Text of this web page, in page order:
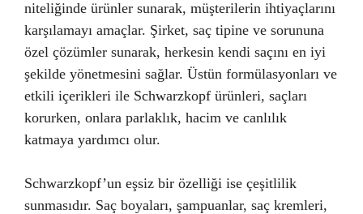
niteliğinde ürünler sunarak, müşterilerin ihtiyaçlarını
karşılamayı amaçlar. Şirket, saç tipine ve sorununa
özel çözümler sunarak, herkesin kendi saçını en iyi
şekilde yönetmesini sağlar. Üstün formülasyonları ve
etkili içerikleri ile Schwarzkopf ürünleri, saçları
korurken, onlara parlaklık, hacim ve canlılık
katmaya yardımcı olur.
Schwarzkopf’un eşsiz bir özelliği ise çeşitlilik
sunmasıdır. Saç boyaları, şampuanlar, saç kremleri,